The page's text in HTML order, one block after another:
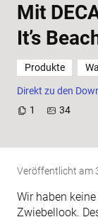
Mit
It’s
Produkte
Direkt zu den
1
34
Veröffentlicht am
Wir haben
Zwiebellook.